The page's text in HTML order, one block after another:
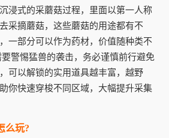
浸式的采蘑菇过程，里面以第一人称
采摘蘑菇，这些蘑菇的用途都有不
一部分可以作为药材，价值随种类不
警惕猛兽的袭击，务必谨慎前行避免
可以解锁的实用道具越丰富，越野
你快速穿梭不同区域，大幅提升采集
么玩?